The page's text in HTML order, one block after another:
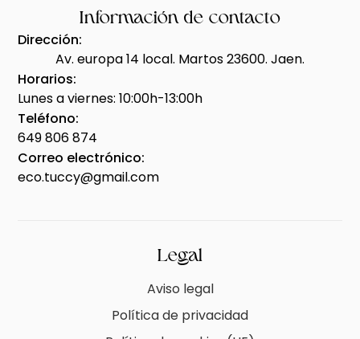
Información de contacto
Dirección:
Av. europa 14 local. Martos 23600. Jaen.
Horarios:
Lunes a viernes: 10:00h-13:00h
Teléfono:
649 806 874
Correo electrónico:
eco.tuccy@gmail.com
Legal
Aviso legal
Política de privacidad